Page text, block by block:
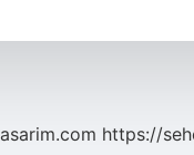
https://